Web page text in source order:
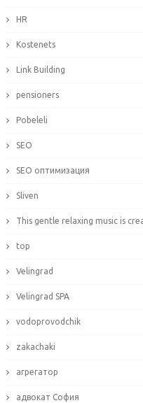
HR
Kostenets
Link Building
pensioners
Pobeleli
SEO
SEO оптимизация
Sliven
This gentle relaxing music is
top
Velingrad
Velingrad SPA
vodoprovodchik
zakachaki
агрегатор
адвокат София